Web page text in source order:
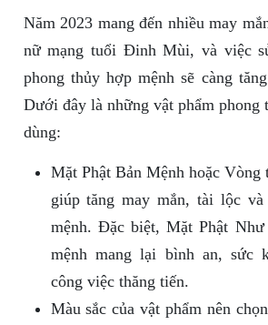
Năm 2023 mang đến nhiều may
nữ mạng tuổi Đinh Mùi, và việc
phong thủy hợp mệnh sẽ càng
Dưới đây là những vật phẩm phong
dùng:
Mặt Phật Bản Mệnh hoặc Vòng
giúp tăng may mắn, tài lộc
mệnh. Đặc biệt, Mặt Phật
mệnh mang lại bình an, sức
công việc thăng tiến.
Màu sắc của vật phẩm nên